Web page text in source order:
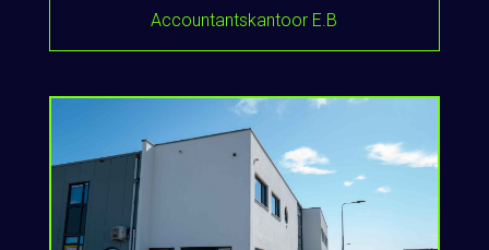
Accountantskantoor E.B